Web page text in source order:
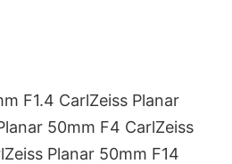
F1.4 CarlZeiss Planar
50mm F4 CarlZeiss
Planar 50mm F14